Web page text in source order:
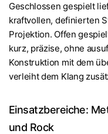
Geschlossen gespielt
kraftvollen, definierten
Projektion. Offen
kurz, präzise, ohne
Konstruktion mit dem
verleiht dem Klang
Einsatzbereiche:
und Rock